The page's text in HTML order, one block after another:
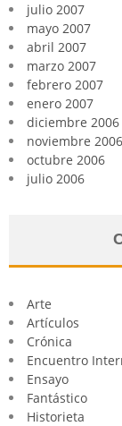
julio 2007
mayo 2007
abril 2007
marzo 2007
febrero 2007
enero 2007
diciembre 2006
noviembre 2006
octubre 2006
julio 2006
Arte
Artículos
Crónica
Encuentro
Ensayo
Fantástico
Historieta